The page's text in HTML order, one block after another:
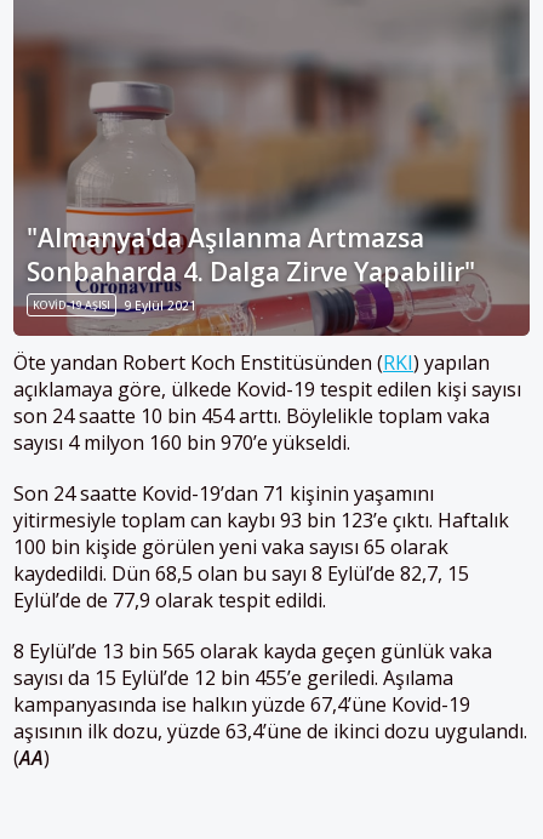
"Almanya'da Aşılanma Artmazsa
Sonbaharda 4. Dalga Zirve Yapabilir"
KOVID-19 AŞISI 9 Eylül 2021
Öte yandan Robert Koch Enstitüsünden (RKI) yapılan
açıklamaya göre, ülkede Kovid-19 tespit edilen kişi sayısı
son 24 saatte 10 bin 454 arttı. Böylelikle toplam vaka
sayısı 4 milyon 160 bin 970’e yükseldi.
Son 24 saatte Kovid-19’dan 71 kişinin yaşamını
yitirmesiyle toplam can kaybı 93 bin 123’e çıktı. Haftalık
100 bin kişide görülen yeni vaka sayısı 65 olarak
kaydedildi. Dün 68,5 olan bu sayı 8 Eylül’de 82,7, 15
Eylül’de de 77,9 olarak tespit edildi.
8 Eylül’de 13 bin 565 olarak kayda geçen günlük vaka
sayısı da 15 Eylül’de 12 bin 455’e geriledi. Aşılama
kampanyasında ise halkın yüzde 67,4’üne Kovid-19
aşısının ilk dozu, yüzde 63,4’üne de ikinci dozu uygulandı.
(AA)